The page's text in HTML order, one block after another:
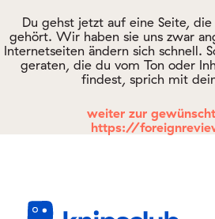
knipstipps
Eltern
Mitglied werden
Du gehst jetzt auf eine Seite,
gehört. Wir haben sie uns zwar
Internetseiten ändern sich schnell.
geraten, die du vom Ton oder
findest, sprich mit
weiter zur
https://